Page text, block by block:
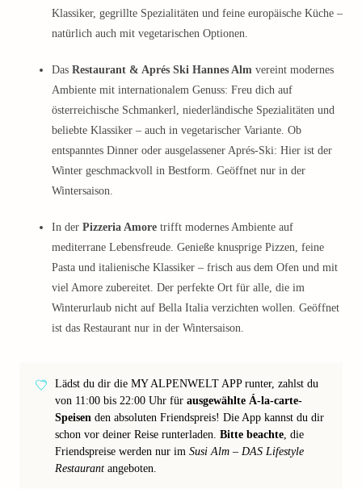
Klassiker, gegrillte Spezialitäten und feine europäische Küche –
natürlich auch mit vegetarischen Optionen.
Das Restaurant & Aprés Ski Hannes Alm vereint modernes
Ambiente mit internationalem Genuss: Freu dich auf
österreichische Schmankerl, niederländische Spezialitäten und
beliebte Klassiker – auch in vegetarischer Variante. Ob
entspanntes Dinner oder ausgelassener Aprés-Ski: Hier ist der
Winter geschmackvoll in Bestform. Geöffnet nur in der
Wintersaison.
In der Pizzeria Amore trifft modernes Ambiente auf
mediterrane Lebensfreude. Genieße knusprige Pizzen, feine
Pasta und italienische Klassiker – frisch aus dem Ofen und mit
viel Amore zubereitet. Der perfekte Ort für alle, die im
Winterurlaub nicht auf Bella Italia verzichten wollen. Geöffnet
ist das Restaurant nur in der Wintersaison.
Lädst du dir die MY ALPENWELT APP runter, zahlst du
von 11:00 bis 22:00 Uhr für ausgewählte Á-la-carte-
Speisen den absoluten Friendspreis! Die App kannst du dir
schon vor deiner Reise runterladen. Bitte beachte, die
Friendspreise werden nur im Susi Alm – DAS Lifestyle
Restaurant angeboten.